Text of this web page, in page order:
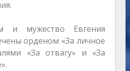
и мужество Евгения
орденом «За личное
«За отвагу» и «За